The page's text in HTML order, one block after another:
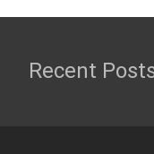
Recent